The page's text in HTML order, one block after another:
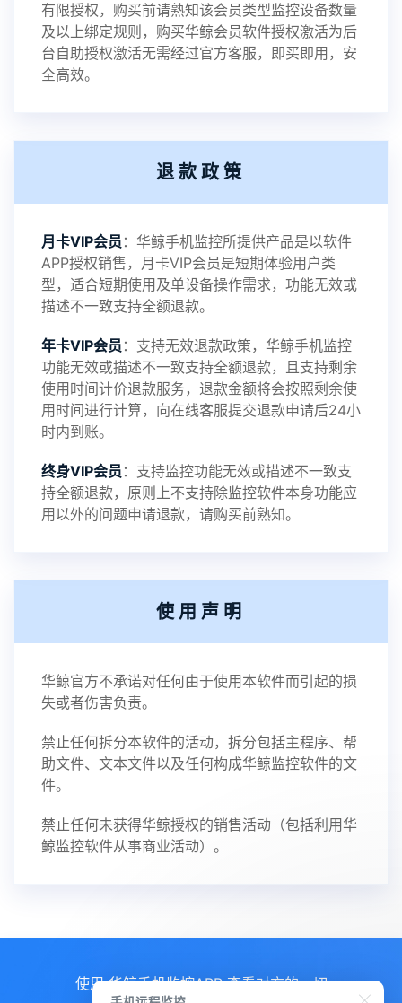
2023-01-12 V3.3
有限授权，购买前请熟知该会员类型监控设备数量
及以上绑定规则，购买华鲸会员软件授权激活为后
台自助授权激活无需经过官方客服，即买即用，安
全高效。
退款政策
月卡VIP会员 ：华鲸手机监控所提供产品是以软件
APP授权销售，月卡VIP会员是短期体验用户类
型，适合短期使用及单设备操作需求，功能无效或
描述不一致支持全额退款。
年卡VIP会员 ：支持无效退款政策，华鲸手机监控
功能无效或描述不一致支持全额退款，且支持剩余
使用时间计价退款服务，退款金额将会按照剩余使
用时间进行计算，向在线客服提交退款申请后24小
时内到账。
终身VIP会员 ：支持监控功能无效或描述不一致支
持全额退款，原则上不支持除监控软件本身功能应
用以外的问题申请退款，请购买前熟知。
使用声明
华鲸官方不承诺对任何由于使用本软件而引起的损
失或者伤害负责。
禁止任何拆分本软件的活动，拆分包括主程序、帮
助文件、文本文件以及任何构成华鲸监控软件的文
件。
禁止任何未获得华鲸授权的销售活动（包括利用华
鲸监控软件从事商业活动）。
使用 华鲸手机监控APP 查看对方的一切